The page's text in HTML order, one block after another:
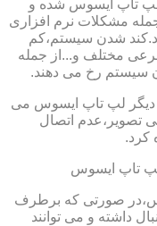
تاپ ایسوس شده و
مشکلات نرم افزاری
شدن سیستم،کم
مختلف و...از جمله
سیستم رخ می دهند.
دیگر لپ تاپ ایسوس می
تصویر،عدم اتصال
کرد.
تاپ ایسوس
صورتی که برطرف
داشته و می توانند